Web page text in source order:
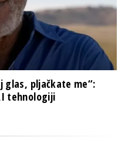
glas, pljačkate me“:
tehnologiji